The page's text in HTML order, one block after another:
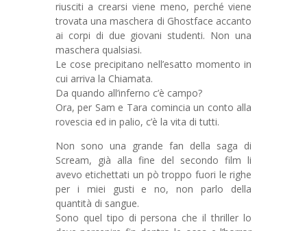
riusciti a crearsi viene meno, perché viene
trovata una maschera di Ghostface accanto
ai corpi di due giovani studenti. Non una
maschera qualsiasi.
Le cose precipitano nell’esatto momento in
cui arriva la Chiamata.
Da quando all’inferno c’è campo?
Ora, per Sam e Tara comincia un conto alla
rovescia ed in palio, c’è la vita di tutti.
Non sono una grande fan della saga di
Scream, già alla fine del secondo film li
avevo etichettati un pò troppo fuori le righe
per i miei gusti e no, non parlo della
quantità di sangue.
Sono quel tipo di persona che il thriller lo